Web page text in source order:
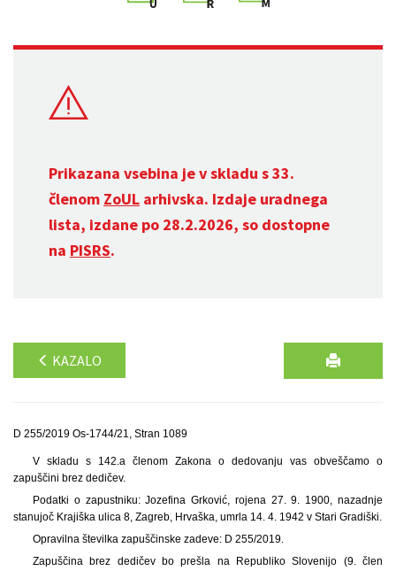
Prikazana vsebina je v skladu s 33.
členom ZoUL arhivska. Izdaje uradnega
lista, izdane po 28.2.2026, so dostopne
na PISRS.
KAZALO
D 255/2019 Os-1744/21, Stran 1089
V skladu s 142.a členom Zakona o dedovanju vas obveščamo o
zapuščini brez dedičev.
Podatki o zapustniku: Jozefina Grković, rojena 27. 9. 1900, nazadnje
stanujoč Krajiška ulica 8, Zagreb, Hrvaška, umrla 14. 4. 1942 v Stari Gradiški.
Opravilna številka zapuščinske zadeve: D 255/2019.
Zapuščina brez dedičev bo prešla na Republiko Slovenijo (9. člen